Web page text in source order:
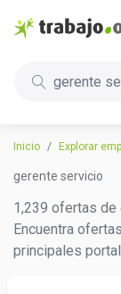
gerente
Inicio Explorar
gerente servicio
1,239 ofertas de
Encuentra
principales